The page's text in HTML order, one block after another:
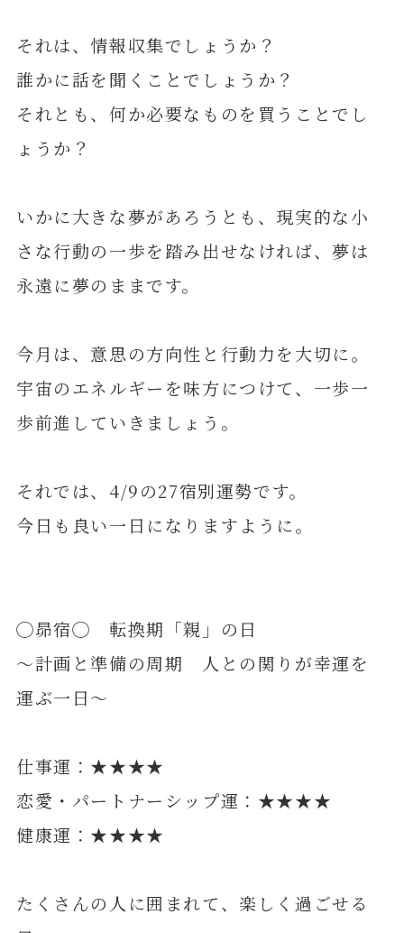
それは、情報収集でしょうか？
誰かに話を聞くことでしょうか？
それとも、何か必要なものを買うことでし
ょうか？
いかに大きな夢があろうとも、現実的な小
さな行動の一歩を踏み出せなければ、夢は
永遠に夢のままです。
今月は、意思の方向性と行動力を大切に。
宇宙のエネルギーを味方につけて、一歩一
歩前進していきましょう。
それでは、4/9の27宿別運勢です。
今日も良い一日になりますように。
◯昴宿◯ 転換期「親」の日
～計画と準備の周期 人との関りが幸運を
運ぶ一日～
仕事運：★★★★
恋愛・パートナーシップ運：★★★★
健康運：★★★★
たくさんの人に囲まれて、楽しく過ごせる